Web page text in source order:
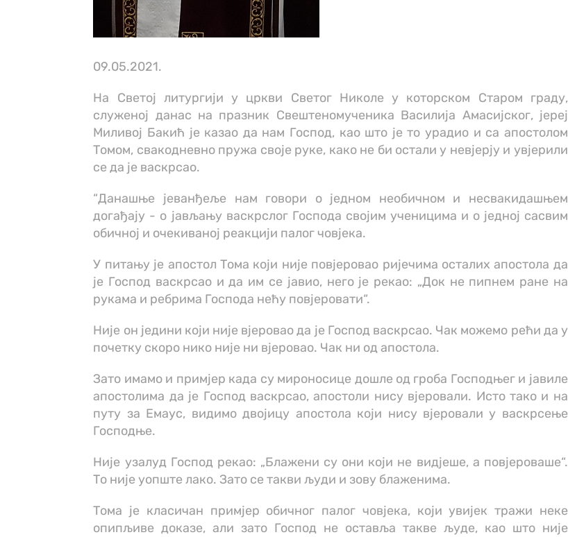
09.05.2021.
На Светој литургији у цркви Светог Николе у которском Старом граду,
служеној данас на празник Свештеномученика Василија Амасијског, јереј
Миливој Бакић је казао да нам Господ, као што је то урадио и са апостолом
Томом, свакодневно пружа своје руке, како не би остали у невјерју и увјерили
се да је васкрсао.
“Данашње јеванђеље нам говори о једном необичном и несвакидашњем
догађају - о јављању васкрслог Господа својим ученицима и о једној сасвим
обичној и очекиваној реакцији палог човјека.
У питању је апостол Тома који није повјеровао ријечима осталих апостола да
је Господ васкрсао и да им се јавио, него је рекао: „Док не пипнем ране на
рукама и ребрима Господа нећу повјеровати“.
Није он једини који није вјеровао да је Господ васкрсао. Чак можемо рећи да у
почетку скоро нико није ни вјеровао. Чак ни од апостола.
Зато имамо и примјер када су мироносице дошле од гроба Господњег и јавиле
апостолима да је Господ васкрсао, апостоли нису вјеровали. Исто тако и на
путу за Емаус, видимо двојицу апостола који нису вјеровали у васкрсење
Господње.
Није узалуд Господ рекао: „Блажени су они који не видјеше, а повјероваше“.
То није уопште лако. Зато се такви људи и зову блаженима.
Тома је класичан примјер обичног палог човјека, који увијек тражи неке
опипљиве доказе, али зато Господ не оставља такве људе, као што није